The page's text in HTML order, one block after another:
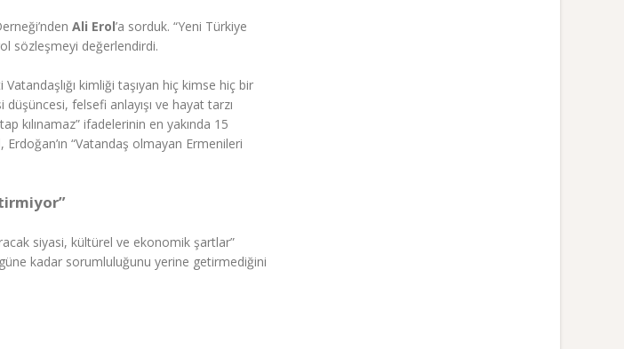
Ali Erol’a sorduk. “Yeni Türkiye
sözleşmeyi değerlendirdi.
kimliği taşıyan hiç kimse hiç bir
felsefi anlayışı ve hayat tarzı
kılınamaz” ifadelerinin en yakında 15
“Vatandaş olmayan Ermenileri
siyasi, kültürel ve ekonomik şartlar”
kadar sorumluluğunu yerine getirmediğini